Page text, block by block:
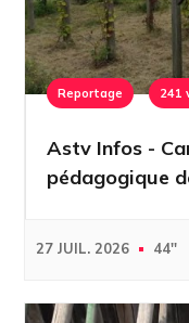
Reportage 241
Astv Infos -
pédagogique
27 JUIL. 2026 44''